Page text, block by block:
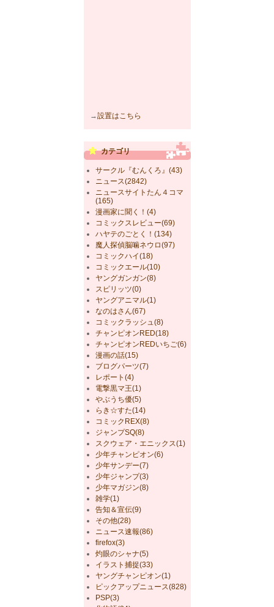
→設置はこちら
カテゴリ
サークル『むんくろ』(43)
ニュース(2842)
ニュースサイトたん４コマ
(165)
漫画家に聞く！(4)
コミックスレビュー(69)
ハヤテのごとく！(134)
魔人探偵脳噛ネウロ(97)
コミックハイ(18)
コミックエール(10)
ヤングガンガン(8)
スピリッツ(0)
ヤングアニマル(1)
なのはさん(67)
コミックラッシュ(8)
チャンピオンRED(18)
チャンピオンREDいちご(6)
漫画の話(15)
ブログパーツ(7)
レポート(4)
電撃黒マ王(1)
やぶうち優(5)
らき☆すた(14)
コミックREX(8)
ジャンプSQ(8)
スクウェア・エニックス(1)
少年チャンピオン(6)
少年サンデー(7)
少年ジャンプ(3)
少年マガジン(8)
雑学(1)
告知＆宣伝(9)
その他(28)
ニュース速報(86)
firefox(3)
灼眼のシャナ(5)
イラスト捕捉(33)
ヤングチャンピオン(1)
ピックアップニュース(828)
PSP(3)